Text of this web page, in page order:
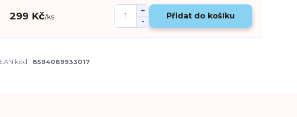
299 Kč/ks Přidat do košíku
EAN kód: 8594069933017